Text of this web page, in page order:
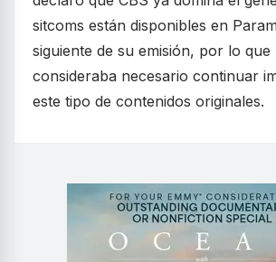
sitcoms están disponibles en
siguiente de su emisión, por lo que
consideraba necesario continuar
este tipo de contenidos originales.